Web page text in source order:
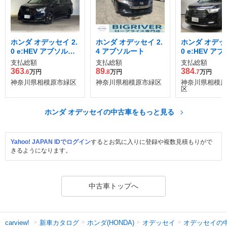
ホンダ オデッセイ 2.
0 e:HEV アブソルー
ト
支払総額
363.6万円
神奈川県相模原市緑区
ホンダ オデッセイ 2.
4 アブソルート
支払総額
89.8万円
神奈川県相模原市緑区
ホンダ オデ
0 e:HEV アブ
ト EX
支払総額
384.7万円
神奈川県相模
区
ホンダ オデッセイの中古車をもっと見る
Yahoo! JAPAN IDでログインするとお気に入りに登録や複数見積もりがで
きるようになります。
中古車トップへ
carview! 新車カタログ ホンダ(HONDA) オデッセイ オデッセイの